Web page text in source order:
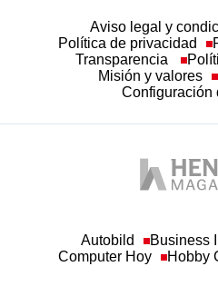
Aviso legal y
Política de privacidad
Transparencia
Misión y valores
Configuración
Autobild
Business
Computer Hoy
Hobby